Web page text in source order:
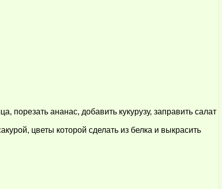
порезать ананас, добавить кукурузу, заправить салат
цветы которой сделать из белка и выкрасить